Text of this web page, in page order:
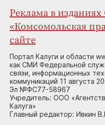
Реклама в
«Комсомольская
сайте
Портал Калуги и области
как СМИ Федеральной
связи, информационных
коммуникаций 11 августа
Эл №ФС77-58967
Учредитель: ООО
Калуга»
Главный редактор: Ивкин